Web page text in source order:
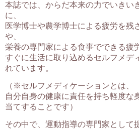
本誌では、からだ本来の力でいきい
に、
医学博士や農学博士による疲労を残
や、
栄養の専門家による食事でできる疲
すぐに生活に取り込めるセルフメデ
れています。
（※セルフメディケーションとは、
自分自身の健康に責任を持ち軽度な
当てすることです）
その中で、運動指導の専門家として